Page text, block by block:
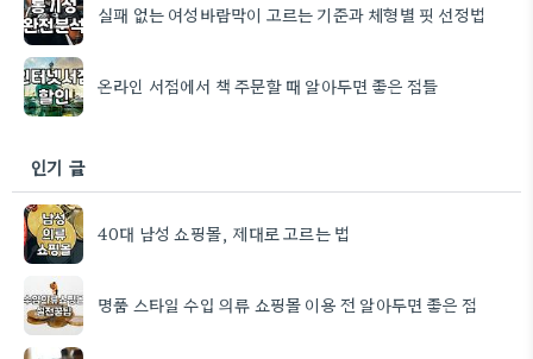
실패 없는 여성바람막이 고르는 기준과 체형별 핏 선정법
온라인 서점에서 책 주문할 때 알아두면 좋은 점들
인기 글
40대 남성 쇼핑몰, 제대로 고르는 법
명품 스타일 수입 의류 쇼핑몰 이용 전 알아두면 좋은 점